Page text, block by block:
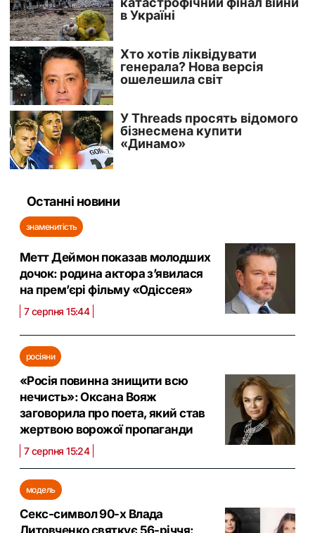
Останні новини
знаменитість
Метт Деймон показав молодших
дочок: родина актора з’явилася
на прем’єрі фільму «Одіссея»
7 серпня 15:44
росіяни
«Росія повинна знищити всю
нечисть»: Оксана Вояж
заговорила про поета, який став
жертвою ворожої пропаганди
7 серпня 15:24
модель
Секс-символ 90-х Влада
Литовченко святкує 56-річчя: